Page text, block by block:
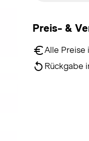
Preis- &
Alle Preise
Rückgabe